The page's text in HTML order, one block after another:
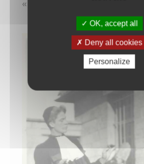
« St Germain »
OK, accept all
Deny all cookies
Personalize